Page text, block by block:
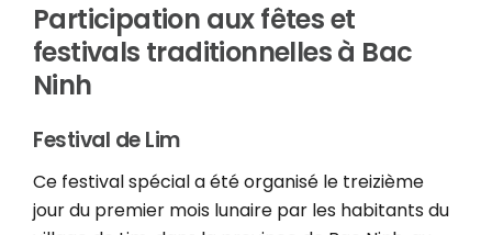
Participation aux fêtes et
festivals traditionnelles à Bac
Ninh
Festival de Lim
Ce festival spécial a été organisé le treizième
jour du premier mois lunaire par les habitants du